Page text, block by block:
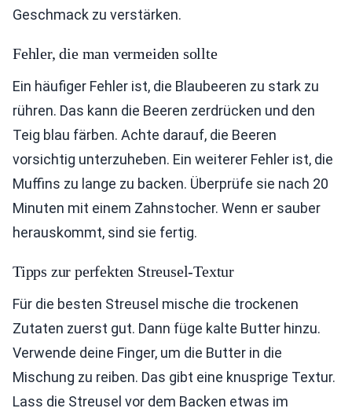
Geschmack zu verstärken.
Fehler, die man vermeiden sollte
Ein häufiger Fehler ist, die Blaubeeren zu stark zu
rühren. Das kann die Beeren zerdrücken und den
Teig blau färben. Achte darauf, die Beeren
vorsichtig unterzuheben. Ein weiterer Fehler ist, die
Muffins zu lange zu backen. Überprüfe sie nach 20
Minuten mit einem Zahnstocher. Wenn er sauber
herauskommt, sind sie fertig.
Tipps zur perfekten Streusel-Textur
Für die besten Streusel mische die trockenen
Zutaten zuerst gut. Dann füge kalte Butter hinzu.
Verwende deine Finger, um die Butter in die
Mischung zu reiben. Das gibt eine knusprige Textur.
Lass die Streusel vor dem Backen etwas im